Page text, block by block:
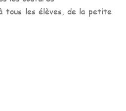
tous les élèves, de la petite